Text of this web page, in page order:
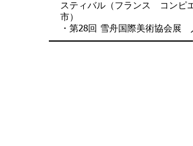
スティバル（フランス コンピ
市）
・第28回 雪舟国際美術協会展